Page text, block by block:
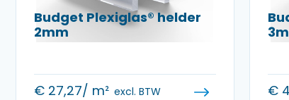
Budget Plexiglas® helder
2mm
€27,27/ m² excl. BTW €